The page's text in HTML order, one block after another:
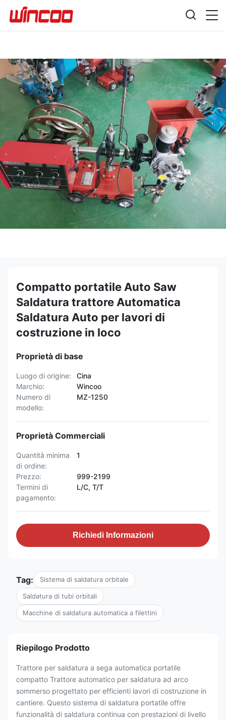
Compatto portatile Auto Saw
Saldatura trattore Automatica
Saldatura Auto per lavori di
costruzione in loco
Proprietà di base
Luogo di origine:
Cina
Marchio:
Wincoo
Numero di
modello:
MZ-1250
Proprietà Commerciali
Quantità minima
di ordine:
1
Prezzo:
999-2199
Termini di
pagamento:
L/C, T/T
Richiedi Informazioni
Tag: Sistema di saldatura orbitale
Saldatura di tubi orbitali
Macchine di saldatura automatica a filettini
Riepilogo Prodotto
Trattore per saldatura a sega automatica portatile
compatto Trattore automatico per saldatura ad arco
sommerso progettato per efficienti lavori di costruzione in
cantiere. Questo sistema di saldatura portatile offre
funzionalità di saldatura continua con prestazioni di livello